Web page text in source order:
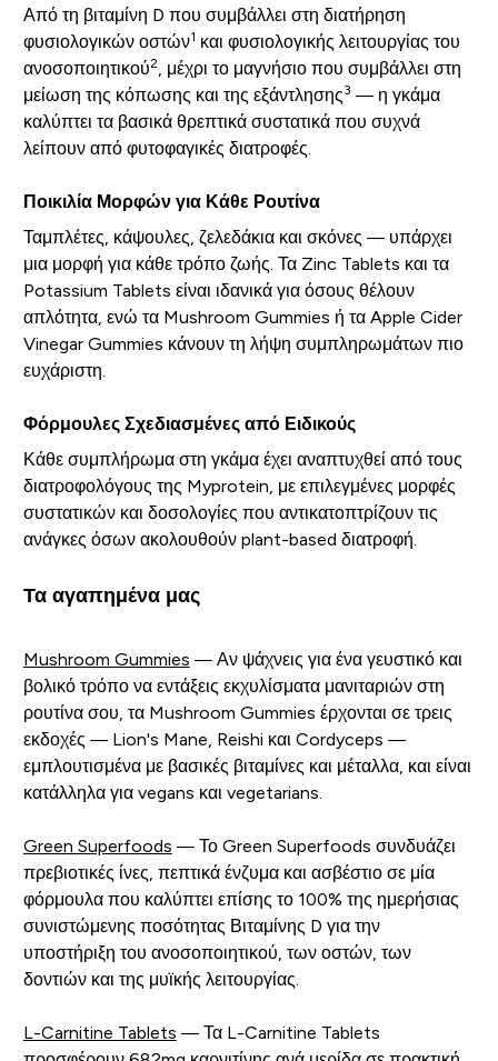
Από τη βιταμίνη D που συμβάλλει στη διατήρηση
φυσιολογικών οστών1 και φυσιολογικής λειτουργίας του
ανοσοποιητικού2, μέχρι το μαγνήσιο που συμβάλλει στη
μείωση της κόπωσης και της εξάντλησης3 — η γκάμα
καλύπτει τα βασικά θρεπτικά συστατικά που συχνά
λείπουν από φυτοφαγικές διατροφές.
Ποικιλία Μορφών για Κάθε Ρουτίνα
Ταμπλέτες, κάψουλες, ζελεδάκια και σκόνες — υπάρχει
μια μορφή για κάθε τρόπο ζωής. Τα Zinc Tablets και τα
Potassium Tablets είναι ιδανικά για όσους θέλουν
απλότητα, ενώ τα Mushroom Gummies ή τα Apple Cider
Vinegar Gummies κάνουν τη λήψη συμπληρωμάτων πιο
ευχάριστη.
Φόρμουλες Σχεδιασμένες από Ειδικούς
Κάθε συμπλήρωμα στη γκάμα έχει αναπτυχθεί από τους
διατροφολόγους της Myprotein, με επιλεγμένες μορφές
συστατικών και δοσολογίες που αντικατοπτρίζουν τις
ανάγκες όσων ακολουθούν plant-based διατροφή.
Τα αγαπημένα μας
Mushroom Gummies — Αν ψάχνεις για ένα γευστικό και
βολικό τρόπο να εντάξεις εκχυλίσματα μανιταριών στη
ρουτίνα σου, τα Mushroom Gummies έρχονται σε τρεις
εκδοχές — Lion's Mane, Reishi και Cordyceps —
εμπλουτισμένα με βασικές βιταμίνες και μέταλλα, και είναι
κατάλληλα για vegans και vegetarians.
Green Superfoods — Το Green Superfoods συνδυάζει
πρεβιοτικές ίνες, πεπτικά ένζυμα και ασβέστιο σε μία
φόρμουλα που καλύπτει επίσης το 100% της ημερήσιας
συνιστώμενης ποσότητας Βιταμίνης D για την
υποστήριξη του ανοσοποιητικού, των οστών, των
δοντιών και της μυϊκής λειτουργίας.
L-Carnitine Tablets — Τα L-Carnitine Tablets